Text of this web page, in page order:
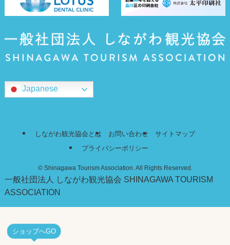
Japanese
しながわ観光協会とは お問い合わせ
サイトマップ
プライバシーポリシー
©Shinagawa Tourism Association. All Rights Reserved.
一般社団法人 しながわ観光協会 SHINAGAWA TOURISM
ASSOCIATION
ショップへGO